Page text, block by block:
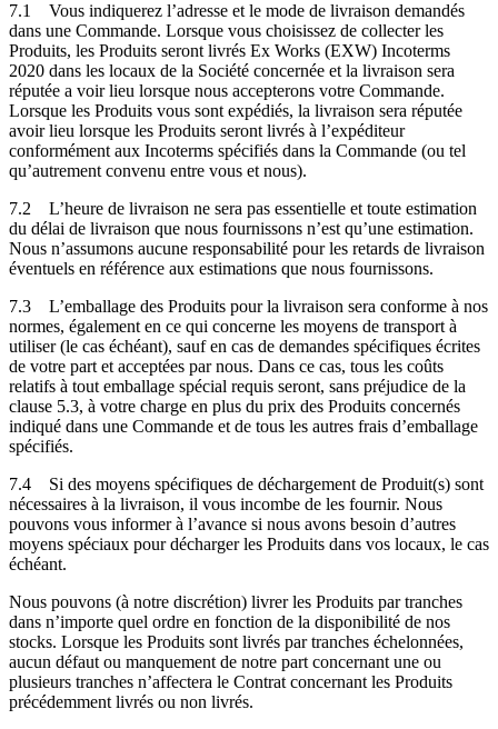
7.1
Vous indiquerez l’adresse et le mode de livraison demandés
dans une Commande. Lorsque vous choisissez de collecter les
Produits, les Produits seront livrés Ex Works (EXW) Incoterms
2020 dans les locaux de la Société concernée et la livraison sera
réputée a voir lieu lorsque nous accepterons votre Commande.
Lorsque les Produits vous sont expédiés, la livraison sera réputée
avoir lieu lorsque les Produits seront livrés à l’expéditeur
conformément aux Incoterms spécifiés dans la Commande (ou tel
qu’autrement convenu entre vous et nous).
7.2
L’heure de livraison ne sera pas essentielle et toute estimation
du délai de livraison que nous fournissons n’est qu’une estimation.
Nous n’assumons aucune responsabilité pour les retards de livraison
éventuels en référence aux estimations que nous fournissons.
7.3
L’emballage des Produits pour la livraison sera conforme à nos
normes, également en ce qui concerne les moyens de transport à
utiliser (le cas échéant), sauf en cas de demandes spécifiques écrites
de votre part et acceptées par nous. Dans ce cas, tous les coûts
relatifs à tout emballage spécial requis seront, sans préjudice de la
clause 5.3, à votre charge en plus du prix des Produits concernés
indiqué dans une Commande et de tous les autres frais d’emballage
spécifiés.
7.4
Si des moyens spécifiques de déchargement de Produit(s) sont
nécessaires à la livraison, il vous incombe de les fournir. Nous
pouvons vous informer à l’avance si nous avons besoin d’autres
moyens spéciaux pour décharger les Produits dans vos locaux, le cas
échéant.
Nous pouvons (à notre discrétion) livrer les Produits par tranches
dans n’importe quel ordre en fonction de la disponibilité de nos
stocks. Lorsque les Produits sont livrés par tranches échelonnées,
aucun défaut ou manquement de notre part concernant une ou
plusieurs tranches n’affectera le Contrat concernant les Produits
précédemment livrés ou non livrés.